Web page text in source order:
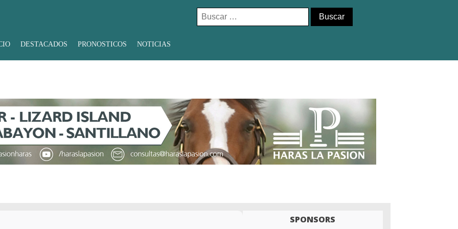
Buscar:
DESTACADOS PRONOSTICOS NOTICIAS
SPONSORS